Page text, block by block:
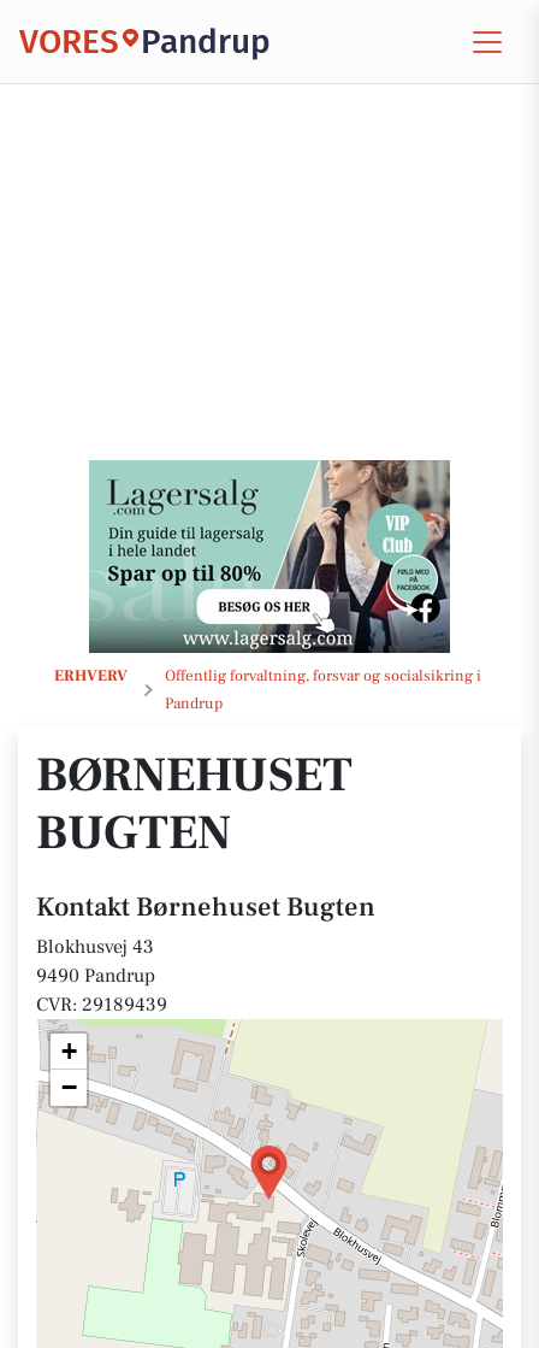
VORES Pandrup
ERHVERV
Offentlig forvaltning, forsvar og socialsikring i
Pandrup
Børnehuset Bugten
BØRNEHUSET
BUGTEN
Kontakt Børnehuset Bugten
Blokhusvej 43
9490 Pandrup
CVR: 29189439
+
−